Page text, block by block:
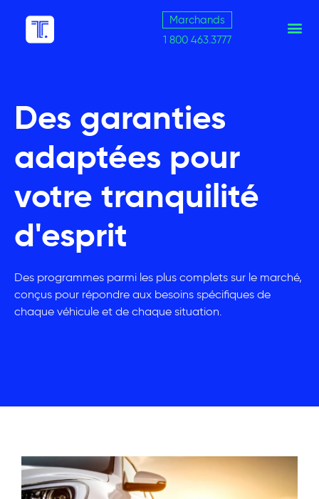
Marchands
1 800 463.3777
Des garanties
adaptées pour
votre tranquilité
d'esprit
Des programmes parmi les plus complets sur le marché,
conçus pour répondre aux besoins spécifiques de
chaque véhicule et de chaque situation.